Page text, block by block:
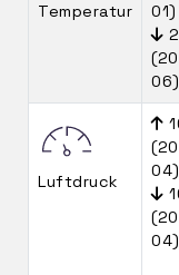
Temperatur
01)
06)
Luftdruck
04)
04)